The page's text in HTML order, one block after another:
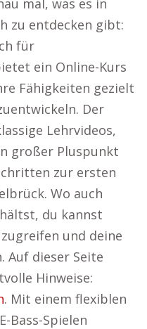
mal, was es in
zu entdecken gibt:
für
ein Online-Kurs
Fähigkeiten gezielt
Der
Lehrvideos,
großer Pluspunkt
zur ersten
Wo auch
du kannst
und deine
Auf dieser Seite
Hinweise:
. Mit einem flexiblen
Bass-Spielen